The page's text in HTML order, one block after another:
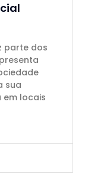
parte dos
sua
locais